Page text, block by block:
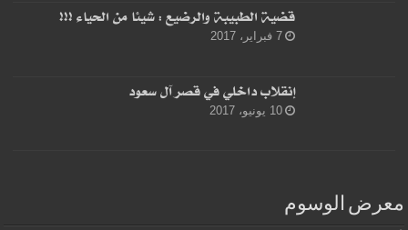
قضية الطبيبة والرضيع : شيئا من الحياء !!!
7 فبراير، 2017
إنقلاب داخلي في قصر آل سعود
10 يونيو، 2017
معرض الوسوم